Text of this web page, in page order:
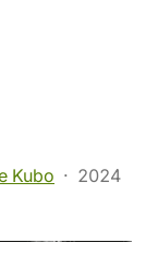
Kubo
2024